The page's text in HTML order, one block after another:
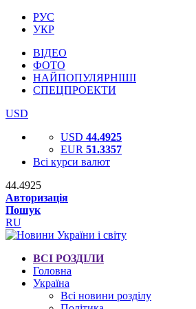
РУС
УКР
ВІДЕО
ФОТО
НАЙПОПУЛЯРНІШІ
СПЕЦПРОЕКТИ
USD
USD 44.4925
EUR 51.3357
Всі курси валют
44.4925
Авторизація
Пошук
RU
ВСІ РОЗДІЛИ
Головна
Україна
Всі новини розділу